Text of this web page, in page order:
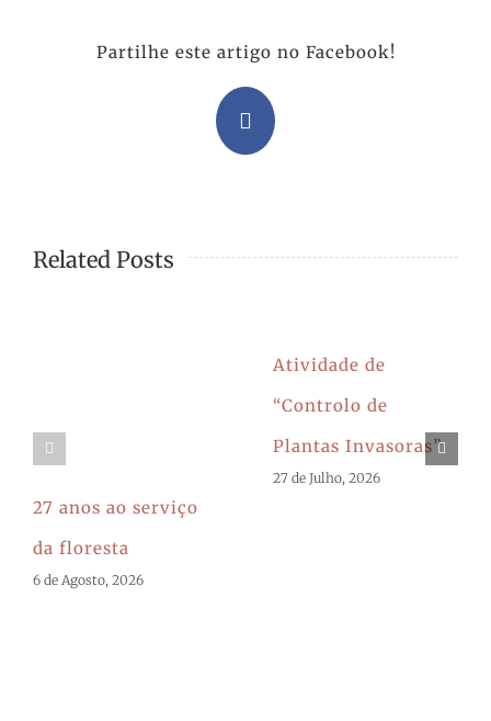
Partilhe este artigo no Facebook!
Facebook
Related Posts
27 anos ao serviço
da floresta
6 de Agosto, 2026
Atividade de
“Controlo de
Plantas Invasoras”
27 de Julho, 2026